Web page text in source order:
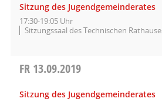
Sitzung des Jugendgemeinderates
17:30-19:05 Uhr
Sitzungssaal des Technischen
FR 13.09.2019
Sitzung des Jugendgemeinderates